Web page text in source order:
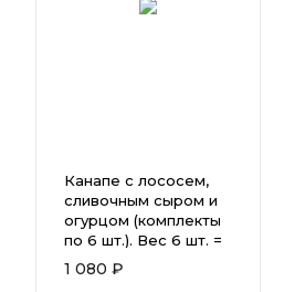
Канапе с лососем,
сливочным сыром и
огурцом (комплекты
по 6 шт.). Вес 6 шт. =
120г
1 080 ₽